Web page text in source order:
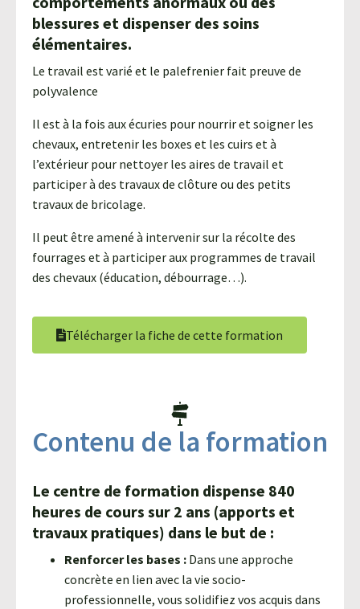
blessures et dispenser des soins
élémentaires.
Le travail est varié et le palefrenier fait preuve de
polyvalence
Il est à la fois aux écuries pour nourrir et soigner les
chevaux, entretenir les boxes et les cuirs et à
l’extérieur pour nettoyer les aires de travail et
participer à des travaux de clôture ou des petits
travaux de bricolage.
Il peut être amené à intervenir sur la récolte des
fourrages et à participer aux programmes de travail
des chevaux (éducation, débourrage…).
Télécharger la fiche de cette formation
Contenu de la formation
Le centre de formation dispense 840
heures de cours sur 2 ans (apports et
travaux pratiques) dans le but de :
Renforcer les bases : Dans une approche
concrète en lien avec la vie socio-
professionnelle, vous solidifiez vos acquis dans